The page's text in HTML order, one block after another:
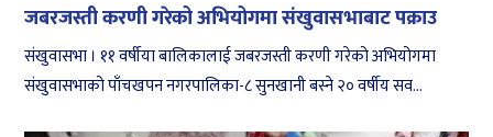
जबरजस्ती करणी गरेको अभियोगमा संखुवासभाबाट पक्राउ
संखुवासभा । ११ वर्षीया बालिकालाई जबरजस्ती करणी गरेको अभियोगमा
संखुवासभाको पाँचखपन नगरपालिका-८ सुनखानी बस्ने २० वर्षीय सव...